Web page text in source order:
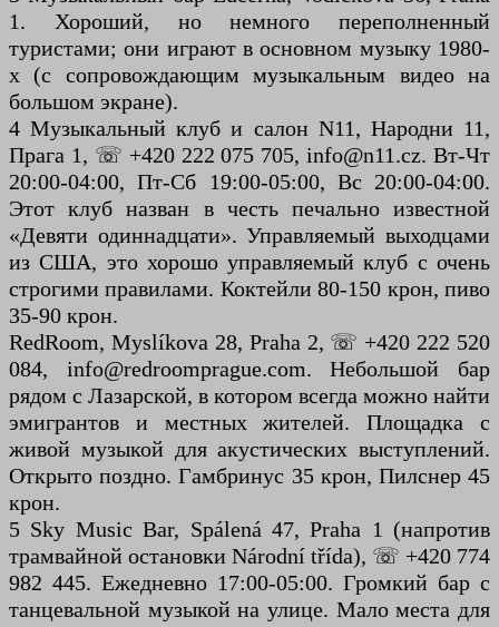
1. Хороший, но немного переполненный
туристами; они играют в основном музыку 1980-
х (с сопровождающим музыкальным видео на
большом экране).
4 Музыкальный клуб и салон N11, Народни 11,
Прага 1, ☏ +420 222 075 705, info@n11.cz. Вт-Чт
20:00-04:00, Пт-Сб 19:00-05:00, Вс 20:00-04:00.
Этот клуб назван в честь печально известной
«Девяти одиннадцати». Управляемый выходцами
из США, это хорошо управляемый клуб с очень
строгими правилами. Коктейли 80-150 крон, пиво
35-90 крон.
RedRoom, Myslíkova 28, Praha 2, ☏ +420 222 520
084, info@redroomprague.com. Небольшой бар
рядом с Лазарской, в котором всегда можно найти
эмигрантов и местных жителей. Площадка с
живой музыкой для акустических выступлений.
Открыто поздно. Гамбринус 35 крон, Пилснер 45
крон.
5 Sky Music Bar, Spálená 47, Praha 1 (напротив
трамвайной остановки Národní třída), ☏ +420 774
982 445. Ежедневно 17:00-05:00. Громкий бар с
танцевальной музыкой на улице. Мало места для